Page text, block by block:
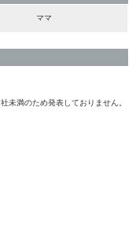
ママ
未満のため発表しておりません。